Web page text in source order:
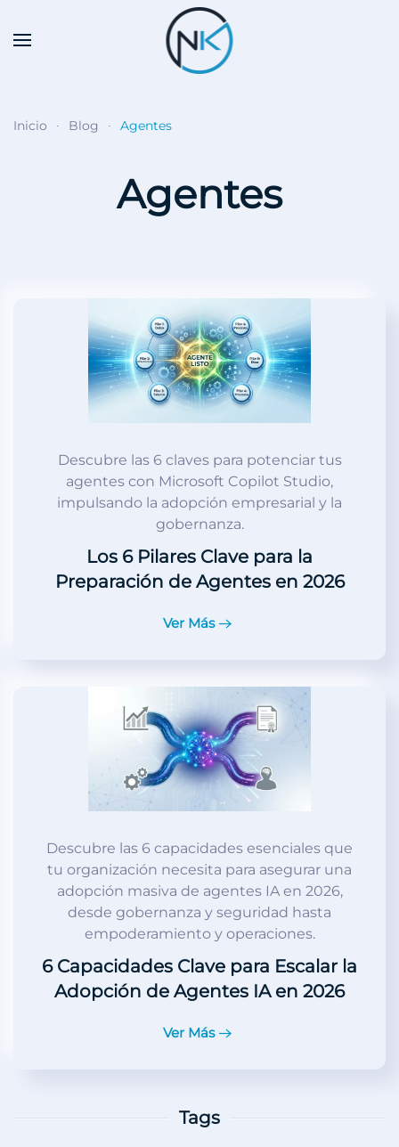
Skip to main content
Inicio Blog Agentes
Agentes
Descubre las 6 claves para potenciar tus
agentes con Microsoft Copilot Studio,
impulsando la adopción empresarial y la
gobernanza.
Los 6 Pilares Clave para la
Preparación de Agentes en 2026
Ver Más
Descubre las 6 capacidades esenciales que
tu organización necesita para asegurar una
adopción masiva de agentes IA en 2026,
desde gobernanza y seguridad hasta
empoderamiento y operaciones.
6 Capacidades Clave para Escalar la
Adopción de Agentes IA en 2026
Ver Más
Tags